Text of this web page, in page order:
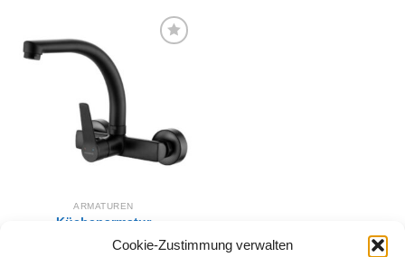
Cookie-Zustimmung verwalten
ARMATUREN
Küchenarmatur
Wandarmatur LAVEO
VILAVA Schwarz